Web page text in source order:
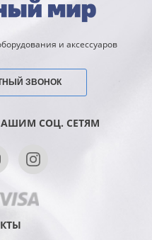
и аксессуаров
ЗВОНОК
СОЦ. СЕТЯМ